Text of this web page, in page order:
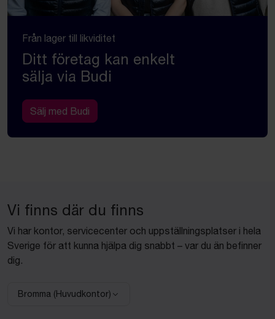
Från lager till likviditet
Ditt företag kan enkelt
sälja via Budi
Sälj med Budi
Vi finns där du finns
Vi har kontor, servicecenter och uppställningsplatser i hela
Sverige för att kunna hjälpa dig snabbt – var du än befinner
dig.
Välj anläggning:
Bromma (Huvudkontor)